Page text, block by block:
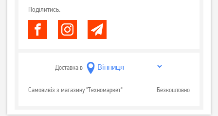
Поділитись:
Доставка в
Самовивіз з магазину "Техномаркет" Безкоштовно